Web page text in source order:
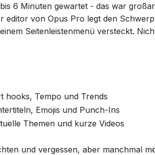
6 Minuten gewartet - das war
editor von Opus Pro legt den
Seitenleistenmenü versteckt.
hooks, Tempo und Trends
Emojis und Punch-Ins
Themen und kurze Videos
und vergessen, aber manchmal